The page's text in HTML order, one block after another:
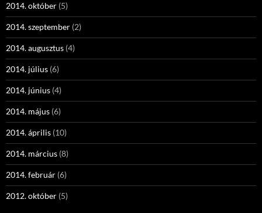
2014. október (5)
2014. szeptember (2)
2014. augusztus (4)
2014. július (6)
2014. június (4)
2014. május (6)
2014. április (10)
2014. március (8)
2014. február (6)
2012. október (5)